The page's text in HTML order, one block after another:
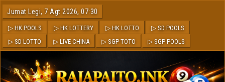
Jumat Legi, 7 Agt 2026, 07:30
▷ HK POOLS ▷ HK LOTTERY ▷ HK LOTTO
▷ SD POOLS
▷ SD LOTTO
▷ LIVE CHINA ▷ SGP TOTO ▷ SGP POOLS